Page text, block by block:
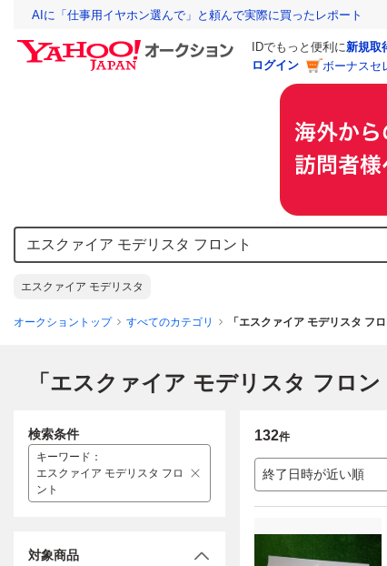
AIに「仕事用イヤホン選んで」と頼んで実際に買ったレポート
IDでもっと便利に新規取
ログイン
ボーナス
エスクァイア モデリスタ
オークショントップ すべてのカテゴリ 「エスクァイア モデリスタ フ
「エスクァイア モデリスタ フロン
132件
終了日時が近い順
検索条件
キーワード ：
エスクァイア モデリスタ フロ
ント
対象商品